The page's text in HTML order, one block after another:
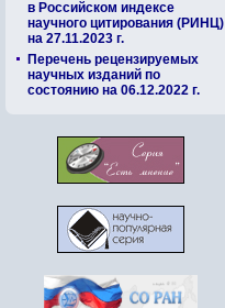
в Российском индексе
научного цитирования (РИНЦ)
на 27.11.2023 г.
Перечень рецензируемых
научных изданий по
состоянию на 06.12.2022 г.